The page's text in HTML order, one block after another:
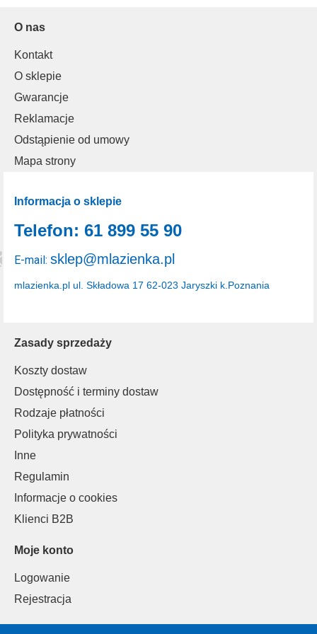
O nas
Kontakt
O sklepie
Gwarancje
Reklamacje
Odstąpienie od umowy
Mapa strony
Zasady sprzedaży
Koszty dostaw
Dostępność i terminy dostaw
Rodzaje płatności
Polityka prywatności
Inne
Regulamin
Informacje o cookies
Klienci B2B
Moje konto
Logowanie
Rejestracja
Informacja o sklepie
mlazienka.pl ul. Składowa 17 62-023 Jaryszki k.Poznania
Telefon: 61 899 55 90
E-mail: sklep@mlazienka.pl